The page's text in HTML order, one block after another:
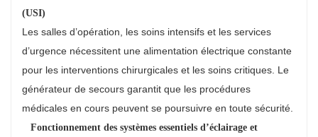
(USI)
Les salles d’opération, les soins intensifs et les services
d’urgence nécessitent une alimentation électrique constante
pour les interventions chirurgicales et les soins critiques. Le
générateur de secours garantit que les procédures
médicales en cours peuvent se poursuivre en toute sécurité.
Fonctionnement des systèmes essentiels d’éclairage et